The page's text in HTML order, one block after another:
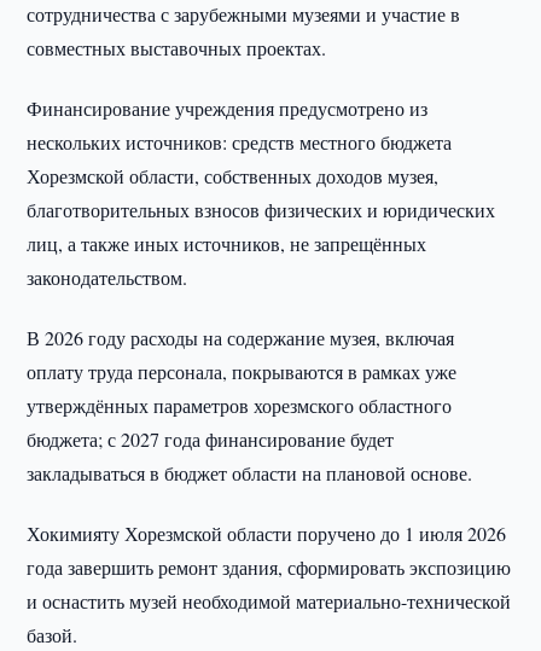
сотрудничества с зарубежными музеями и участие в
совместных выставочных проектах.
Финансирование учреждения предусмотрено из
нескольких источников: средств местного бюджета
Хорезмской области, собственных доходов музея,
благотворительных взносов физических и юридических
лиц, а также иных источников, не запрещённых
законодательством.
В 2026 году расходы на содержание музея, включая
оплату труда персонала, покрываются в рамках уже
утверждённых параметров хорезмского областного
бюджета; с 2027 года финансирование будет
закладываться в бюджет области на плановой основе.
Хокимияту Хорезмской области поручено до 1 июля 2026
года завершить ремонт здания, сформировать экспозицию
и оснастить музей необходимой материально-технической
базой.